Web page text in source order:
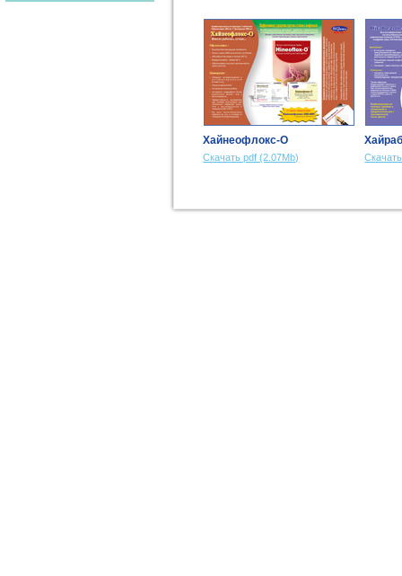
Хайнеофлокс-О
Скачать pdf (2.07Mb)